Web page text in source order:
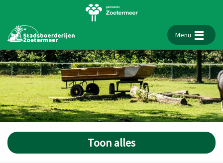
Menu
Toon alles